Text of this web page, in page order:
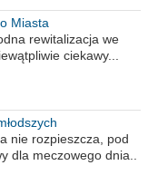
Miasta
rewitalizacja we
ciekawy...
nie rozpieszcza, pod
dla meczowego dnia..